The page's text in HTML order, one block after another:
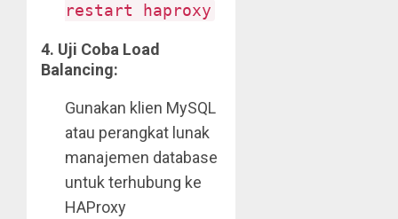
restart haproxy
4. Uji Coba Load
Balancing:
Gunakan klien MySQL
atau perangkat lunak
manajemen database
untuk terhubung ke
HAProxy